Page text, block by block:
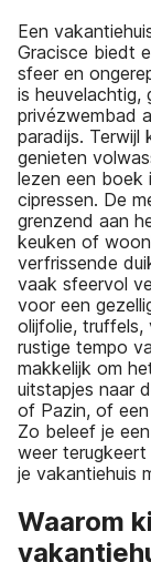
Een
Gracisce biedt
sfeer en
is heuvelachtig,
privézwembad
paradijs. Terwijl
genieten
lezen een boek
cipressen. De
grenzend aan
keuken of
verfrissende
vaak sfeervol
voor een
olijfolie, truffels,
rustige tempo
makkelijk om
uitstapjes naar
of Pazin, of
Zo beleef je
weer
je vakantiehuis
Waarom